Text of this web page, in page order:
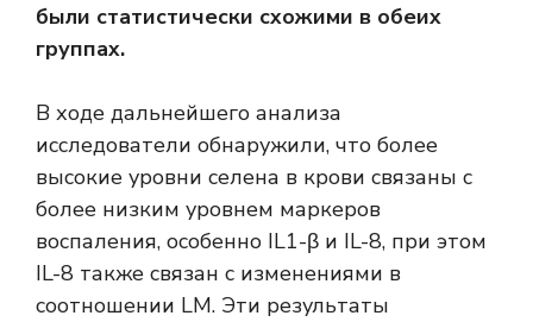
были статистически схожими в обеих
группах.
В ходе дальнейшего анализа
исследователи обнаружили, что более
высокие уровни селена в крови связаны с
более низким уровнем маркеров
воспаления, особенно IL1-β и IL-8, при этом
IL-8 также связан с изменениями в
соотношении LM. Эти результаты